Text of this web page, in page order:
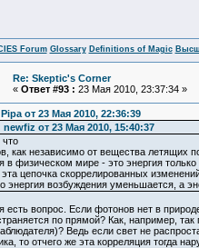
Forum Glossary Definitions of Magic
Re: Skeptic's Corner
« Ответ #93 : 23 Мая 2010, 23:37:34 »
от 23 Мая 2010, 22:36:39
newfiz от 23 Мая 2010, 15:40:37
как независимо от вещества летящих
в физическом мире - это энергия
эта цепочка скоррелированных
энергия возбуждения уменьшается, а
вопрос. Если фотонов нет в
по прямой? Как, например,
Ведь если свет не
то отчего же эта корреляция тогда